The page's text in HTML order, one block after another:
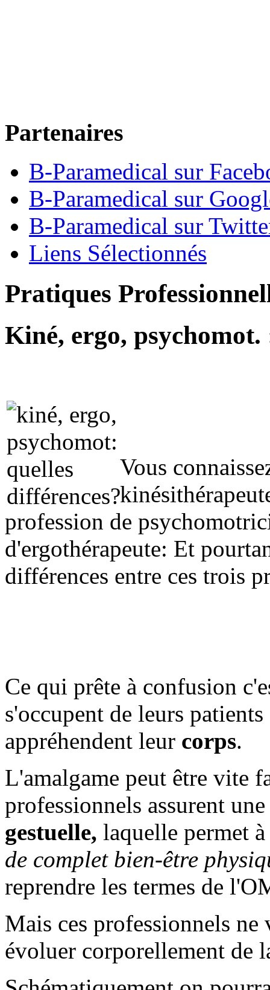
Partenaires
B-Paramedical sur
B-Paramedical sur
B-Paramedical sur
Liens Sélectionnés
Pratiques
Kiné, ergo, psychomot.
Vous
profession de
d'ergothérapeute: Et
différences entre ces trois
Ce qui prête à confusion
s'occupent de leurs
appréhendent leur corps.
L'amalgame peut être vite
professionnels assurent
gestuelle, laquelle permet
de complet bien-être
reprendre les termes de
Mais ces professionnels
évoluer corporellement de